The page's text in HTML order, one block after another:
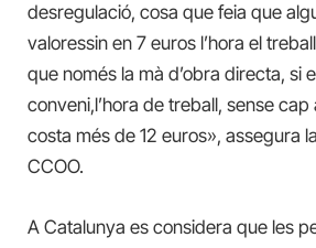
desregulació, cosa que feia que
valoressin en 7 euros l’hora el
que només la mà d’obra directa, si
conveni,l’hora de treball, sense cap
costa més de 12 euros», assegura
CCOO.
A Catalunya es considera que les